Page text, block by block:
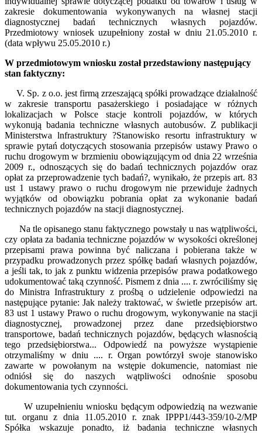
zakresie dokumentowania wykonywanych na własnej stacji
diagnostycznej badań technicznych własnych pojazdów.
Przedmiotowy wniosek uzupełniony został w dniu 21.05.2010 r.
(data wpływu 25.05.2010 r.)
W przedmiotowym wniosku został przedstawiony następujący
stan faktyczny:
V. Sp. z o.o. jest firmą zrzeszającą spółki prowadzące działalność
w zakresie transportu pasażerskiego i posiadające w różnych
lokalizacjach w Polsce stacje kontroli pojazdów, w których
wykonują badania techniczne własnych autobusów. Z publikacji
Ministerstwa lnfrastruktury ?Stanowisko resortu infrastruktury w
sprawie pytań dotyczących stosowania przepisów ustawy Prawo o
ruchu drogowym w brzmieniu obowiązującym od dnia 22 września
2009 r., odnoszących się do badań technicznych pojazdów oraz
opłat za przeprowadzenie tych badań?, wynikało, że przepis art. 83
ust 1 ustawy prawo o ruchu drogowym nie przewiduje żadnych
wyjątków od obowiązku pobrania opłat za wykonanie badań
technicznych pojazdów na stacji diagnostycznej.
Na tle opisanego stanu faktycznego powstały u nas wątpliwości,
czy opłata za badania techniczne pojazdów w wysokości określonej
przepisami prawa powinna być naliczana i pobierana także w
przypadku prowadzonych przez spółkę badań własnych pojazdów,
a jeśli tak, to jak z punktu widzenia przepisów prawa podatkowego
udokumentować taką czynność. Pismem z dnia .... r. zwróciliśmy się
do Ministra Infrastruktury z prośbą o udzielenie odpowiedzi na
następujące pytanie: Jak należy traktować, w świetle przepisów art.
83 ust 1 ustawy Prawo o ruchu drogowym, wykonywanie na stacji
diagnostycznej, prowadzonej przez dane przedsiębiorstwo
transportowe, badań technicznych pojazdów, będących własnością
tego przedsiębiorstwa... Odpowiedź na powyższe wystąpienie
otrzymaliśmy w dniu .... r. Organ powtórzył swoje stanowisko
zawarte w powołanym na wstępie dokumencie, natomiast nie
odniósł się do naszych wątpliwości odnośnie sposobu
dokumentowania tych czynności.
W uzupełnieniu wniosku będącym odpowiedzią na wezwanie
tut. organu z dnia 11.05.2010 r. znak IPPP1/443-359/10-2/MP
Spółka wskazuje ponadto, iż badania techniczne własnych